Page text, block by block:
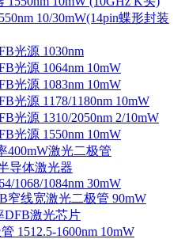
10/30mW(14pin蝶形封装
光源 1030nm
光源 1064nm 10mW
光源 1083nm 10mW
光源 1178/1180nm 10mW
光源 1310/2050nm 2/10mW
光源 1550nm 10mW
400mW激光二极管
导体激光器
1068/1084nm 30mW
窄线宽激光二极管 90mW
DFB激光芯片
1512.5-1600nm 10mW